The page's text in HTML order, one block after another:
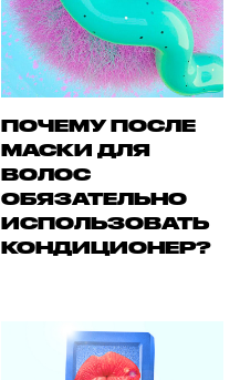
ПОЧЕМУ ПОСЛЕ
МАСКИ ДЛЯ
ВОЛОС
ОБЯЗАТЕЛЬНО
ИСПОЛЬЗОВАТЬ
КОНДИЦИОНЕР?